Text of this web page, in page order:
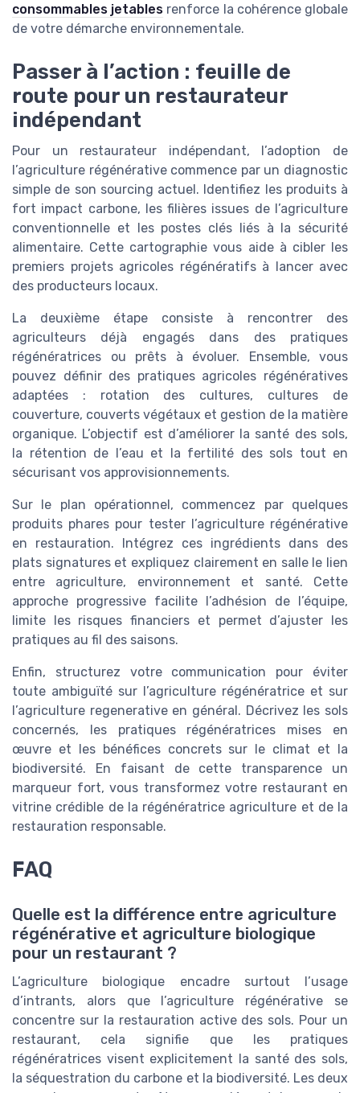
consommables jetables renforce la cohérence globale
de votre démarche environnementale.
Passer à l’action : feuille de
route pour un restaurateur
indépendant
Pour un restaurateur indépendant, l’adoption de
l’agriculture régénérative commence par un diagnostic
simple de son sourcing actuel. Identifiez les produits à
fort impact carbone, les filières issues de l’agriculture
conventionnelle et les postes clés liés à la sécurité
alimentaire. Cette cartographie vous aide à cibler les
premiers projets agricoles régénératifs à lancer avec
des producteurs locaux.
La deuxième étape consiste à rencontrer des
agriculteurs déjà engagés dans des pratiques
régénératrices ou prêts à évoluer. Ensemble, vous
pouvez définir des pratiques agricoles régénératives
adaptées : rotation des cultures, cultures de
couverture, couverts végétaux et gestion de la matière
organique. L’objectif est d’améliorer la santé des sols,
la rétention de l’eau et la fertilité des sols tout en
sécurisant vos approvisionnements.
Sur le plan opérationnel, commencez par quelques
produits phares pour tester l’agriculture régénérative
en restauration. Intégrez ces ingrédients dans des
plats signatures et expliquez clairement en salle le lien
entre agriculture, environnement et santé. Cette
approche progressive facilite l’adhésion de l’équipe,
limite les risques financiers et permet d’ajuster les
pratiques au fil des saisons.
Enfin, structurez votre communication pour éviter
toute ambiguïté sur l’agriculture régénératrice et sur
l’agriculture regenerative en général. Décrivez les sols
concernés, les pratiques régénératrices mises en
œuvre et les bénéfices concrets sur le climat et la
biodiversité. En faisant de cette transparence un
marqueur fort, vous transformez votre restaurant en
vitrine crédible de la régénératrice agriculture et de la
restauration responsable.
FAQ
Quelle est la différence entre agriculture
régénérative et agriculture biologique
pour un restaurant ?
L’agriculture biologique encadre surtout l’usage
d’intrants, alors que l’agriculture régénérative se
concentre sur la restauration active des sols. Pour un
restaurant, cela signifie que les pratiques
régénératrices visent explicitement la santé des sols,
la séquestration du carbone et la biodiversité. Les deux